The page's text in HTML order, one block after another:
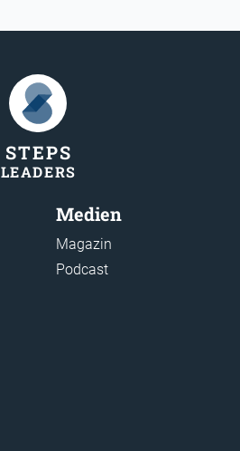
STEPS
LEADERS
Medien
Magazin
Podcast